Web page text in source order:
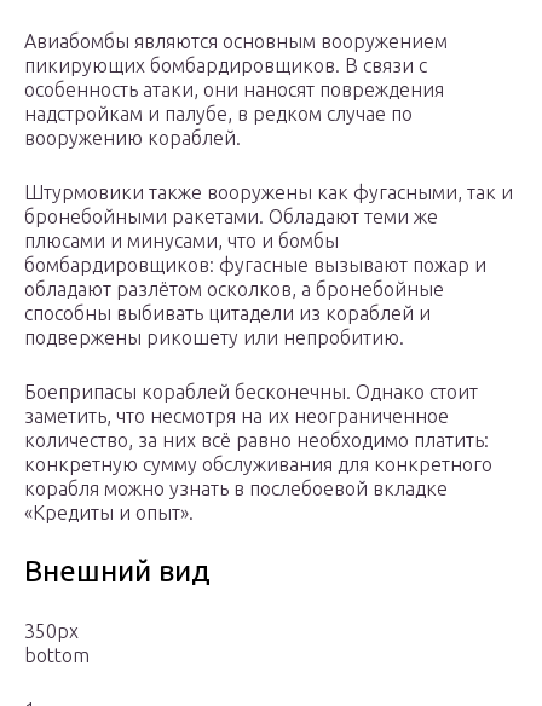
Авиабомбы являются основным вооружением
пикирующих бомбардировщиков. В связи с
особенность атаки, они наносят повреждения
надстройкам и палубе, в редком случае по
вооружению кораблей.
Штурмовики также вооружены как фугасными, так и
бронебойными ракетами. Обладают теми же
плюсами и минусами, что и бомбы
бомбардировщиков: фугасные вызывают пожар и
обладают разлётом осколков, а бронебойные
способны выбивать цитадели из кораблей и
подвержены рикошету или непробитию.
Боеприпасы кораблей бесконечны. Однако стоит
заметить, что несмотря на их неограниченное
количество, за них всё равно необходимо платить:
конкретную сумму обслуживания для конкретного
корабля можно узнать в послебоевой вкладке
«Кредиты и опыт».
Внешний вид
350px
bottom